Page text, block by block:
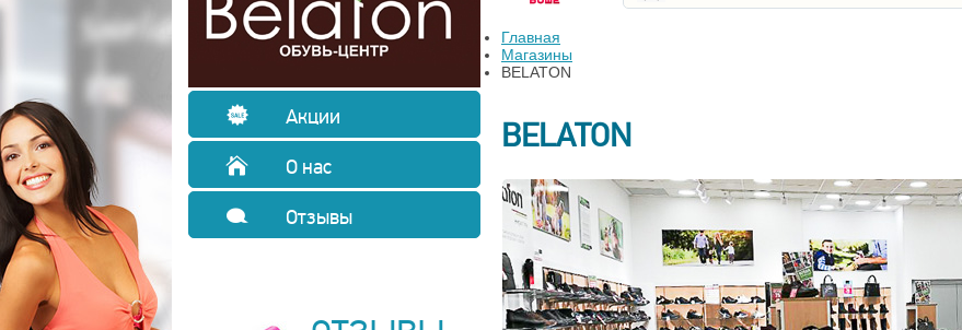
Акции
О нас
Отзывы
Главная
Магазины
BELATON
BELATON